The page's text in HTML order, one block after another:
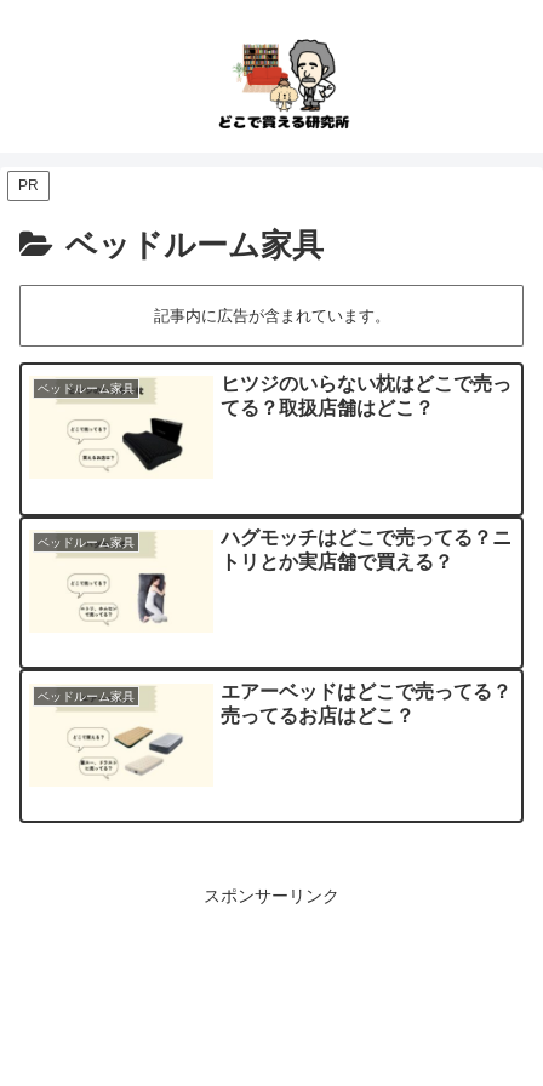
PR
ベッドルーム家具
記事内に広告が含まれています。
ベッドルーム家具
ヒツジのいらない枕はどこで売っ
てる？取扱店舗はどこ？
ベッドルーム家具
ハグモッチはどこで売ってる？ニ
トリとか実店舗で買える？
ベッドルーム家具
エアーベッドはどこで売ってる？
売ってるお店はどこ？
スポンサーリンク